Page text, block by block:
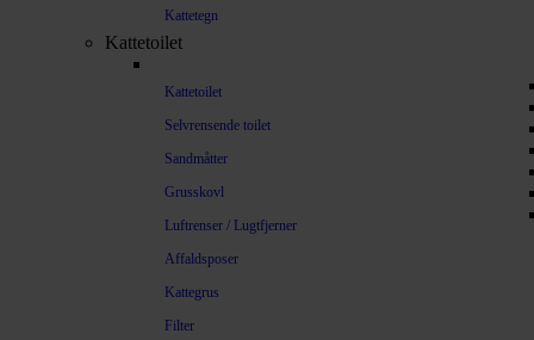
Kattetegn
Kattetoilet
Kattetoilet
Selvrensende toilet
Sandmåtter
Grusskovl
Luftrenser / Lugtfjerner
Affaldsposer
Kattegrus
Filter